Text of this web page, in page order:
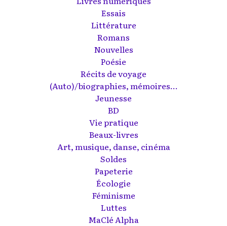
Essais
Littérature
Romans
Nouvelles
Poésie
Récits de voyage
(Auto)/biographies, mémoires...
Jeunesse
BD
Vie pratique
Beaux-livres
Art, musique, danse, cinéma
Soldes
Papeterie
Écologie
Féminisme
Luttes
MaClé Alpha